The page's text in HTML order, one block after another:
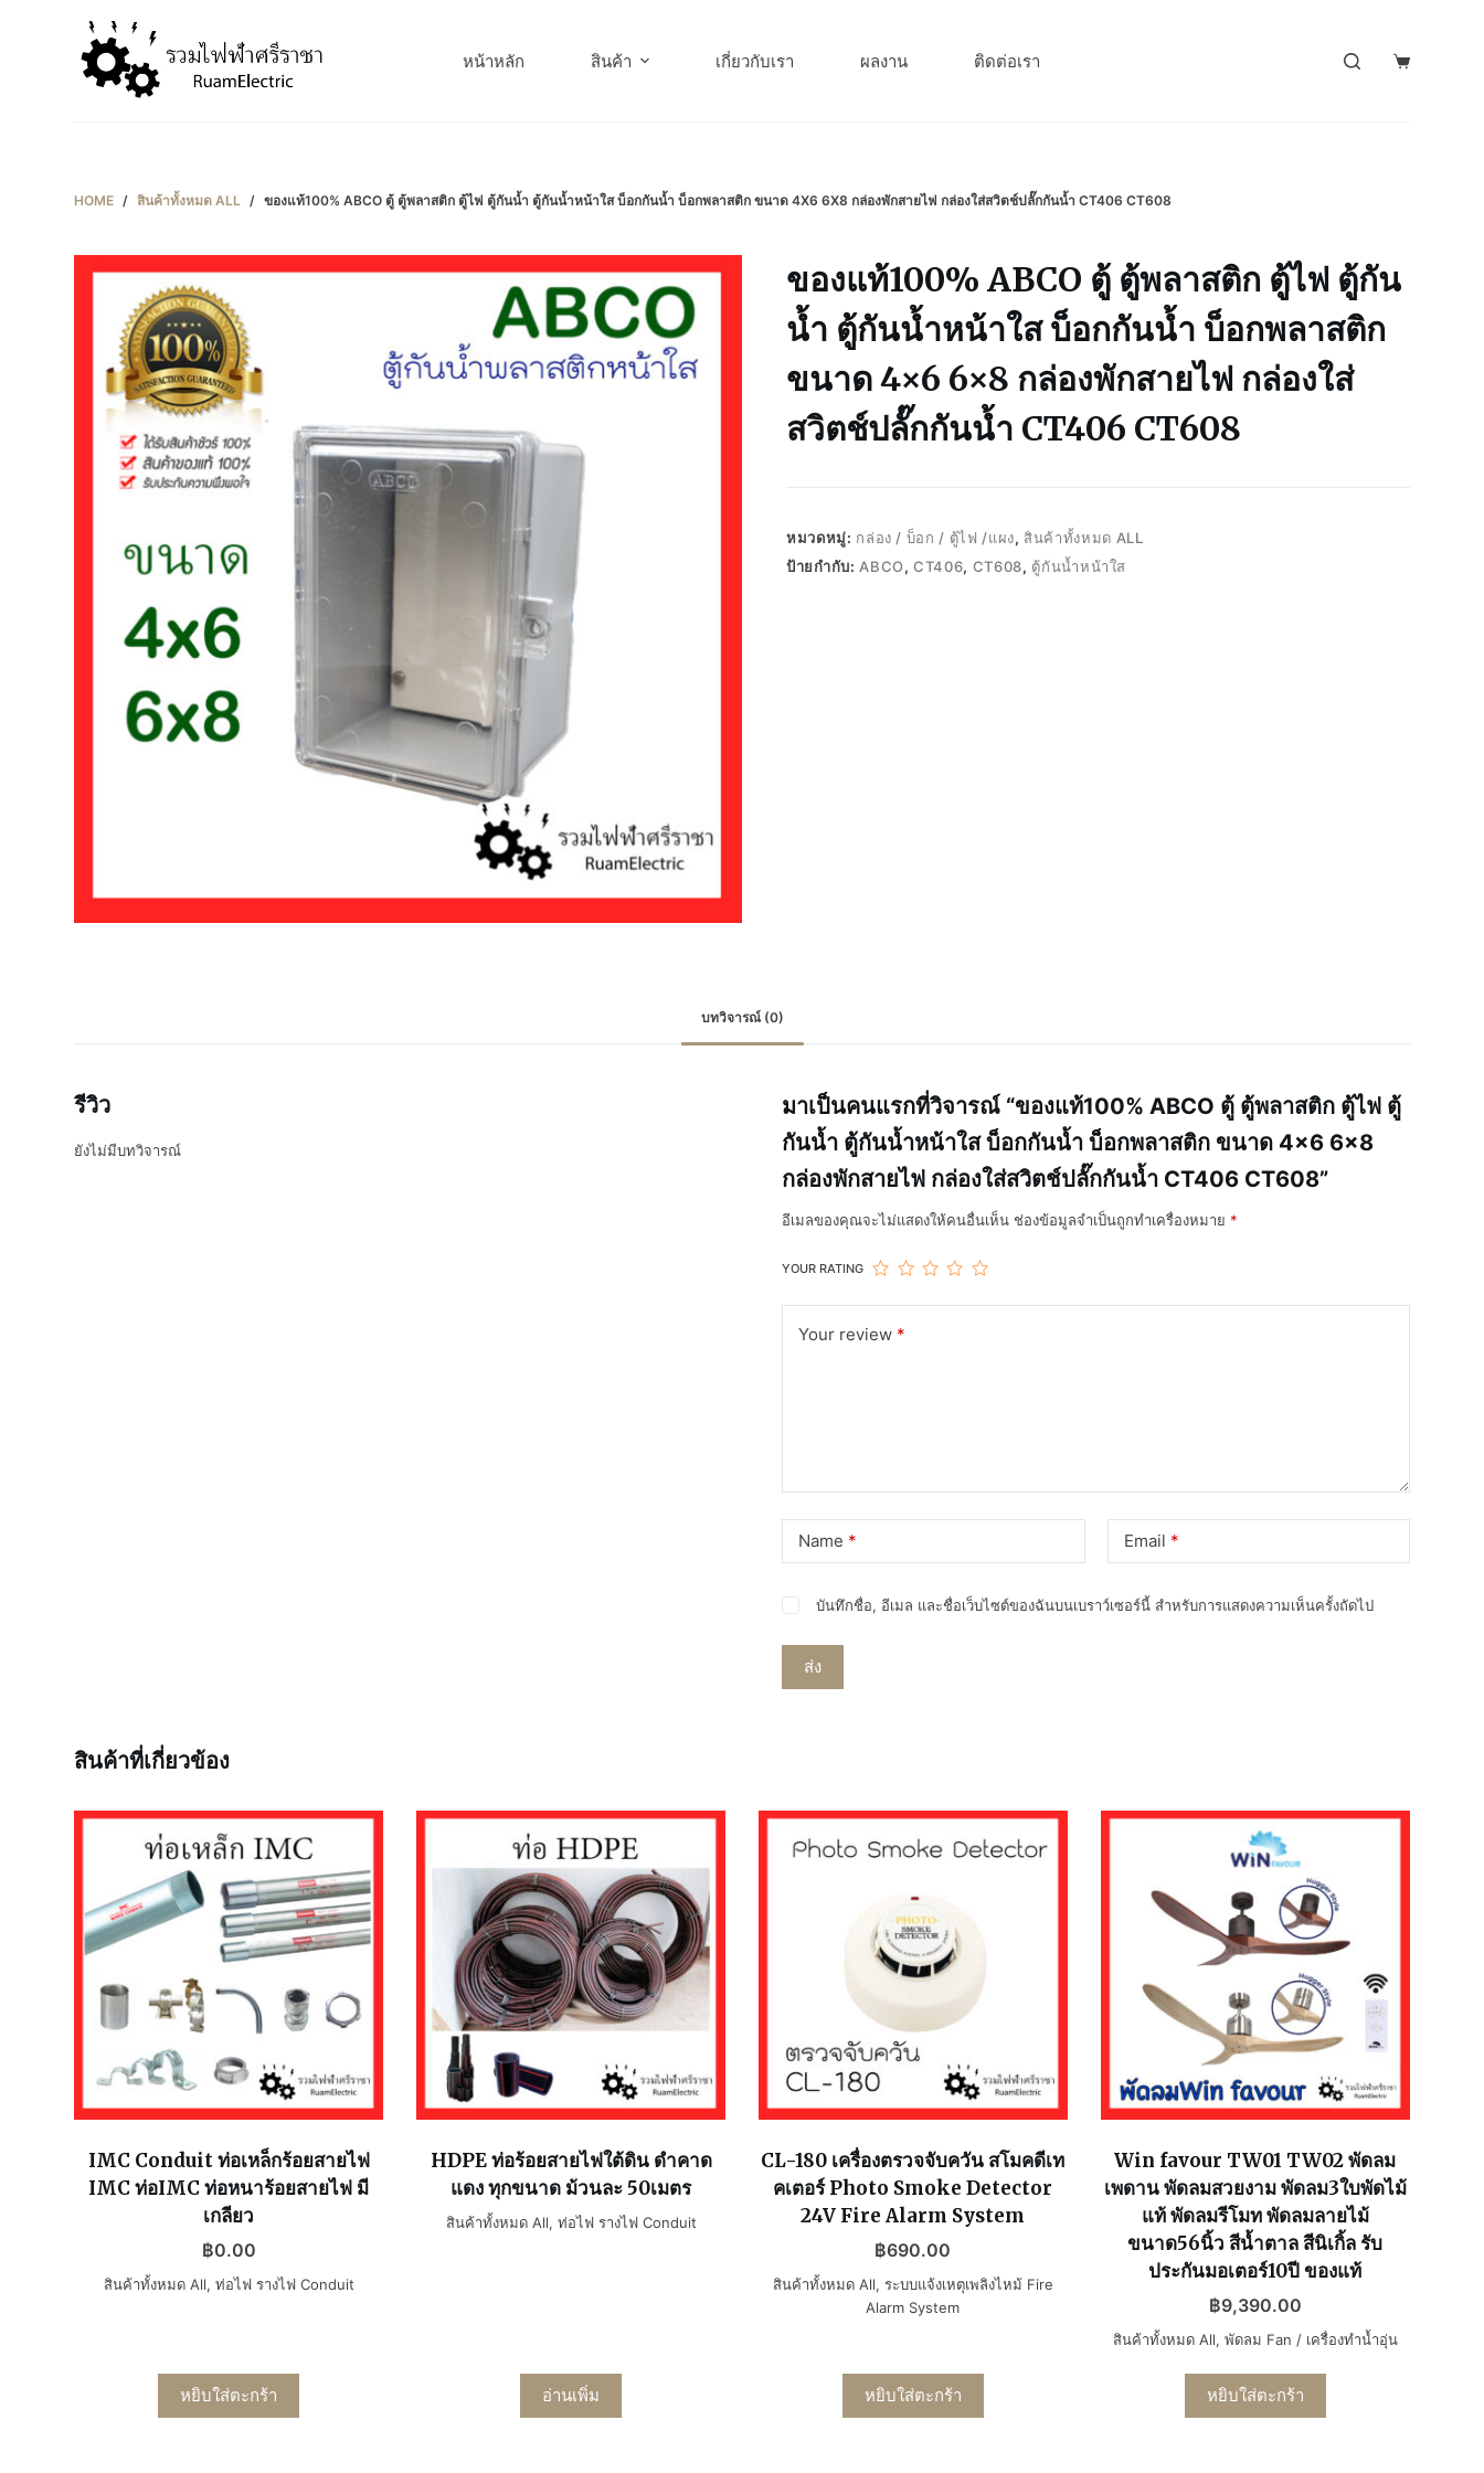
หน้าหลัก สินค้า เกี่ยวกับเรา ผลงาน ติดต่อเรา
HOME / สินค้าทั้งหมด ALL / ของแท้100% ABCO ตู้ ตู้พลาสติก ตู้ไฟ ตู้กันน้ำ ตู้กันน้ำหน้าใส บ็อกกันน้ำ บ็อกพลาสติก ขนาด 4X6 6X8 กล่องพักสายไฟ กล่องใส่สวิตช์ปลั๊กกันน้ำ CT406 CT608
ของแท้100% ABCO ตู้ ตู้พลาสติก ตู้ไฟ ตู้กัน
น้ำ ตู้กันน้ำหน้าใส บ็อกกันน้ำ บ็อกพลาสติก
ขนาด 4×6 6×8 กล่องพักสายไฟ กล่องใส่
สวิตช์ปลั๊กกันน้ำ CT406 CT608
หมวดหมู่: กล่อง / บ็อก / ตู้ไฟ /แผง, สินค้าทั้งหมด ALL
ป้ายกำกับ:ABCO,CT406, CT608, ตู้กันน้ำหน้าใส
บทวิจารณ์ (0)
รีวิว
ยังไม่มีบทวิจารณ์
มาเป็นคนแรกที่วิจารณ์ “ของแท้100% ABCO ตู้ ตู้พลาสติก ตู้ไฟ ตู้
กันน้ำ ตู้กันน้ำหน้าใส บ็อกกันน้ำ บ็อกพลาสติก ขนาด 4×6 6×8
กล่องพักสายไฟ กล่องใส่สวิตช์ปลั๊กกันน้ำ CT406 CT608”
อีเมลของคุณจะไม่แสดงให้คนอื่นเห็น ช่องข้อมูลจำเป็นถูกทำเครื่องหมาย *
YOUR RATING
Your review *
Name * Email *
บันทึกชื่อ, อีเมล และชื่อเว็บไซต์ของฉันบนเบราว์เซอร์นี้ สำหรับการแสดงความเห็นครั้งถัดไป
ส่ง
สินค้าที่เกี่ยวข้อง
IMC Conduit ท่อเหล็กร้อยสายไฟ
IMC ท่อIMC ท่อหนาร้อยสายไฟ มี
เกลียว
฿0.00
สินค้าทั้งหมด All, ท่อไฟ รางไฟ Conduit
หยิบใส่ตะกร้า
HDPE ท่อร้อยสายไฟใต้ดิน ดำคาด
แดง ทุกขนาด ม้วนละ 50เมตร
สินค้าทั้งหมด All, ท่อไฟ รางไฟ Conduit
อ่านเพิ่ม
CL-180 เครื่องตรวจจับควัน สโมคดีเท
คเตอร์ Photo Smoke Detector
24V Fire Alarm System
฿690.00
สินค้าทั้งหมด All, ระบบแจ้งเหตุเพลิงไหม้ Fire
Alarm System
หยิบใส่ตะกร้า
Win favour TW01 TW02 พัดลม
เพดาน พัดลมสวยงาม พัดลม3ใบพัดไม้
แท้ พัดลมรีโมท พัดลมลายไม้
ขนาด56นิ้ว สีน้ำตาล สีนิเกิ้ล รับ
ประกันมอเตอร์10ปี ของแท้
฿9,390.00
สินค้าทั้งหมด All, พัดลม Fan / เครื่องทำน้ำอุ่น
หยิบใส่ตะกร้า